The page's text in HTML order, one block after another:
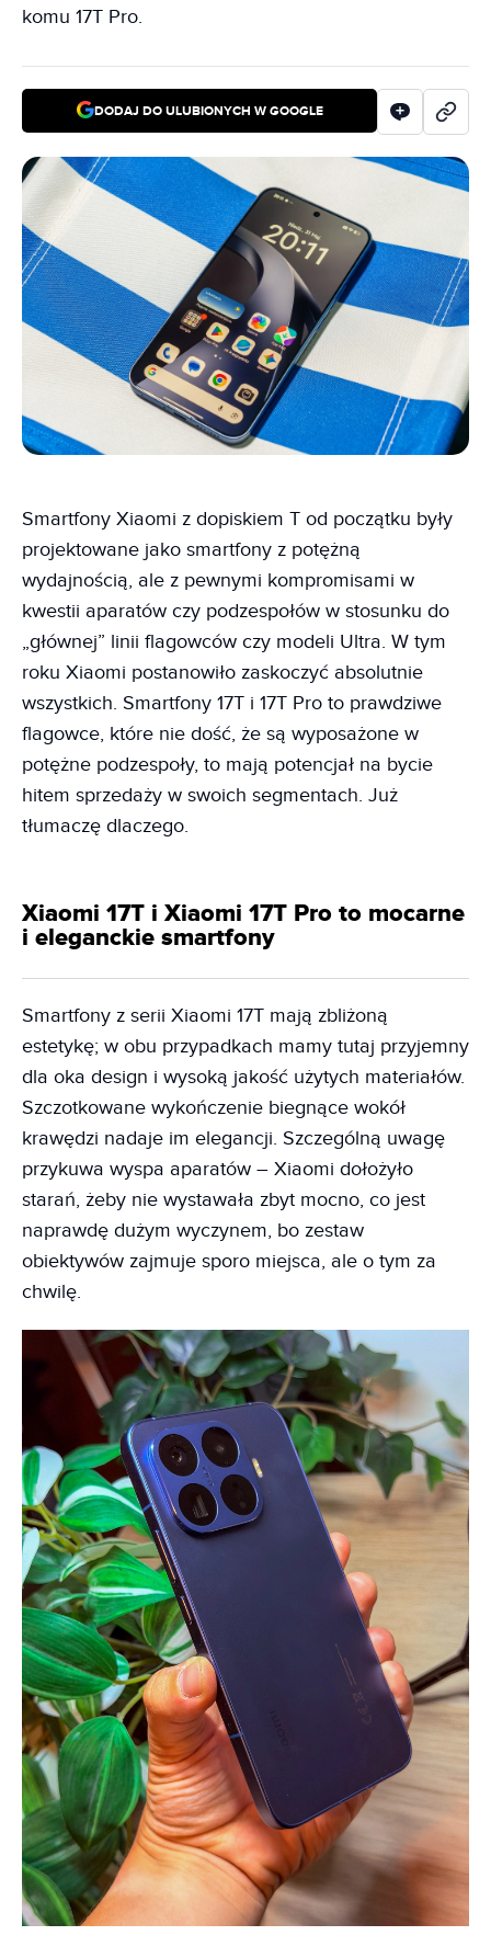
komu 17T Pro.
DODAJ DO ULUBIONYCH W GOOGLE
Smartfony Xiaomi z dopiskiem T od początku były
projektowane jako smartfony z potężną
wydajnością, ale z pewnymi kompromisami w
kwestii aparatów czy podzespołów w stosunku do
„głównej” linii flagowców czy modeli Ultra. W tym
roku Xiaomi postanowiło zaskoczyć absolutnie
wszystkich. Smartfony 17T i 17T Pro to prawdziwe
flagowce, które nie dość, że są wyposażone w
potężne podzespoły, to mają potencjał na bycie
hitem sprzedaży w swoich segmentach. Już
tłumaczę dlaczego.
Xiaomi 17T i Xiaomi 17T Pro to mocarne
i eleganckie smartfony
Smartfony z serii Xiaomi 17T mają zbliżoną
estetykę; w obu przypadkach mamy tutaj przyjemny
dla oka design i wysoką jakość użytych materiałów.
Szczotkowane wykończenie biegnące wokół
krawędzi nadaje im elegancji. Szczególną uwagę
przykuwa wyspa aparatów – Xiaomi dołożyło
starań, żeby nie wystawała zbyt mocno, co jest
naprawdę dużym wyczynem, bo zestaw
obiektywów zajmuje sporo miejsca, ale o tym za
chwilę.